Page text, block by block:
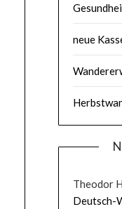
neue
Theodor
Deutsch-